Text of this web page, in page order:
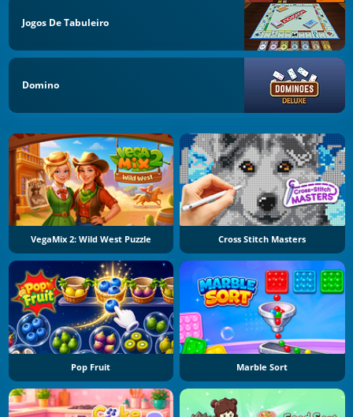
Jogos De Tabuleiro
Domino
VegaMix 2: Wild West Puzzle Cross Stitch Masters
Pop Fruit Marble Sort